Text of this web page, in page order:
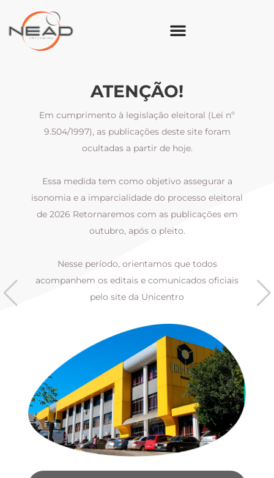
ATENÇÃO!
Em cumprimento à legislação eleitoral (Lei nº
9.504/1997), as publicações deste site foram
ocultadas a partir de hoje.
Essa medida tem como objetivo assegurar a
isonomia e a imparcialidade do processo eleitoral
de 2026 Retornaremos com as publicações em
outubro, após o pleito.
Nesse período, orientamos que todos
acompanhem os editais e comunicados oficiais
pelo site da Unicentro